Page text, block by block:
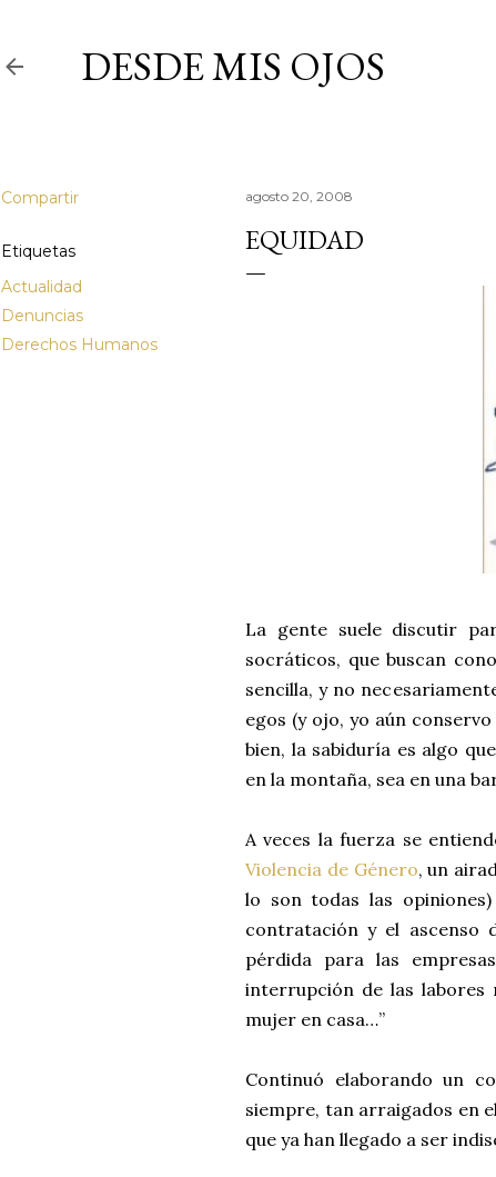
DESDE MIS OJOS
Compartir
Etiquetas
Actualidad
Denuncias
Derechos Humanos
agosto 20, 2008
EQUIDAD
La gente suele discutir
socráticos, que buscan
sencilla, y no
egos (y ojo, yo aún
bien, la sabiduría es algo
en la montaña, sea en una
A veces la fuerza se
Violencia de Género, un
lo son todas las
contratación y el ascenso
pérdida para las
interrupción de las labores
mujer en casa…”
Continuó elaborando un
siempre, tan arraigados en
que ya han llegado a ser